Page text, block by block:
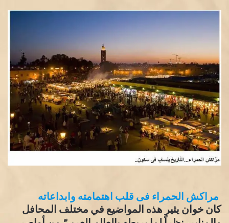
مراكش الحمراء فى قلب اهتمامته وابداعاته
كان خوان يثير هذه المواضيع في مختلف المحافل